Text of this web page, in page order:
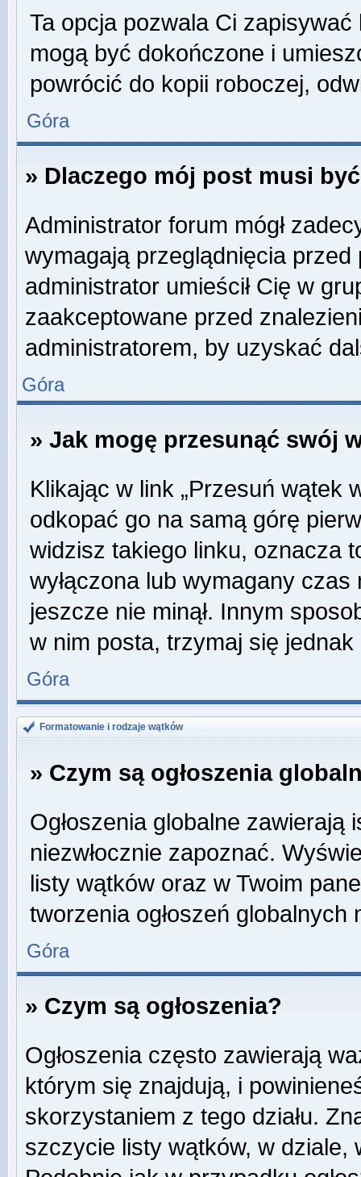
Ta opcja pozwala Ci
mogą być dokończone i
powrócić do kopii roboczej,
Góra
» Dlaczego mój post musi
Administrator forum mógł
wymagają przeglądnięcia
administrator umieścił Cię w
zaakceptowane przed
administratorem, by uzyskać
Góra
» Jak mogę przesunąć swój
Klikając w link „Przesuń wątek
odkopać go na samą górę
widzisz takiego linku, oznacza
wyłączona lub wymagany
jeszcze nie minął. Innym
w nim posta, trzymaj się
Góra
Formatowanie i rodzaje wątków
» Czym są ogłoszenia
Ogłoszenia globalne
niezwłocznie zapoznać.
listy wątków oraz w Twoim
tworzenia ogłoszeń globalnych
Góra
» Czym są ogłoszenia?
Ogłoszenia często zawierają
którym się znajdują, i
skorzystaniem z tego działu.
szczycie listy wątków, w dziale,